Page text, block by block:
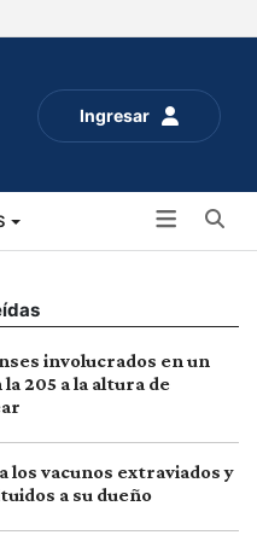
Ingresar
involucrados en un
205 a la altura de
los vacunos extraviados y
a su dueño